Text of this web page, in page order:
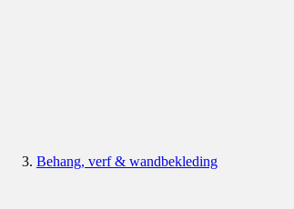
Behang, verf & wandbekleding